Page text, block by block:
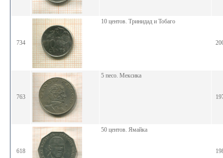
734
10 центов. Тринидад и Тобаго
763
5 песо. Мексика
618
50 центов. Ямайка